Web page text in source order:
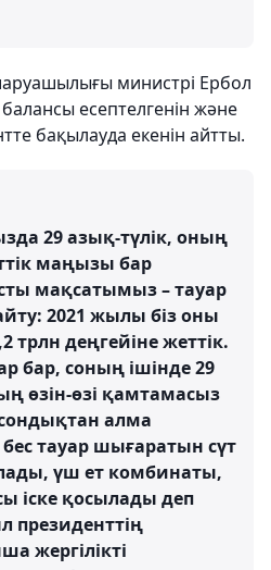
министрі Ербол
есептелгенін және
бақылауда екенін айтты.
29 азық-түлік, оның
маңызы бар
мақсатымыз – тауар
2021 жылы біз оны
трлн деңгейіне жеттік.
бар, соның ішінде 29
өзін-өзі қамтамасыз
алма
тауар шығаратын сүт
үш ет комбинаты,
іске қосылады деп
президенттің
жергілікті